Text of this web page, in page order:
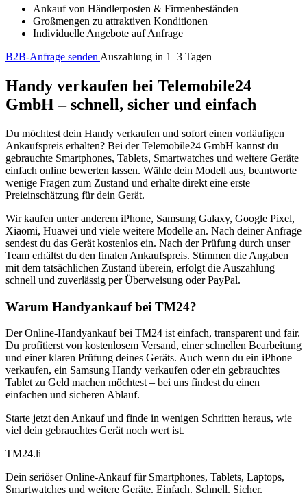
Ankauf von Händlerposten & Firmenbeständen
Großmengen zu attraktiven Konditionen
Individuelle Angebote auf Anfrage
B2B-Anfrage senden Auszahlung in 1–3 Tagen
Handy verkaufen bei Telemobile24
GmbH – schnell, sicher und einfach
Du möchtest dein Handy verkaufen und sofort einen vorläufigen
Ankaufspreis erhalten? Bei der Telemobile24 GmbH kannst du
gebrauchte Smartphones, Tablets, Smartwatches und weitere Geräte
einfach online bewerten lassen. Wähle dein Modell aus, beantworte
wenige Fragen zum Zustand und erhalte direkt eine erste
Preieinschätzung für dein Gerät.
Wir kaufen unter anderem iPhone, Samsung Galaxy, Google Pixel,
Xiaomi, Huawei und viele weitere Modelle an. Nach deiner Anfrage
sendest du das Gerät kostenlos ein. Nach der Prüfung durch unser
Team erhältst du den finalen Ankaufspreis. Stimmen die Angaben
mit dem tatsächlichen Zustand überein, erfolgt die Auszahlung
schnell und zuverlässig per Überweisung oder PayPal.
Warum Handyankauf bei TM24?
Der Online-Handyankauf bei TM24 ist einfach, transparent und fair.
Du profitierst von kostenlosem Versand, einer schnellen Bearbeitung
und einer klaren Prüfung deines Geräts. Auch wenn du ein iPhone
verkaufen, ein Samsung Handy verkaufen oder ein gebrauchtes
Tablet zu Geld machen möchtest – bei uns findest du einen
einfachen und sicheren Ablauf.
Starte jetzt den Ankauf und finde in wenigen Schritten heraus, wie
viel dein gebrauchtes Gerät noch wert ist.
TM24.li
Dein seriöser Online-Ankauf für Smartphones, Tablets, Laptops,
Smartwatches und weitere Geräte. Einfach. Schnell. Sicher.